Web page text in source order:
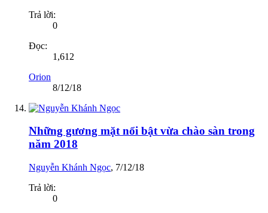
Trả lời:
0
Đọc:
1,612
Orion
8/12/18
Những gương mặt nổi bật vừa chào sàn trong
năm 2018
Nguyễn Khánh Ngọc, 7/12/18
Trả lời:
0